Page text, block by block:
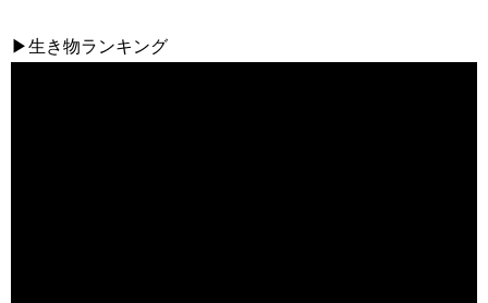
▶生き物ランキング